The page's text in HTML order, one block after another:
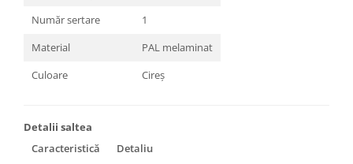
Număr sertare
1
Material
PAL melaminat
Culoare
Cireș
Detalii saltea
Caracteristică
Detaliu